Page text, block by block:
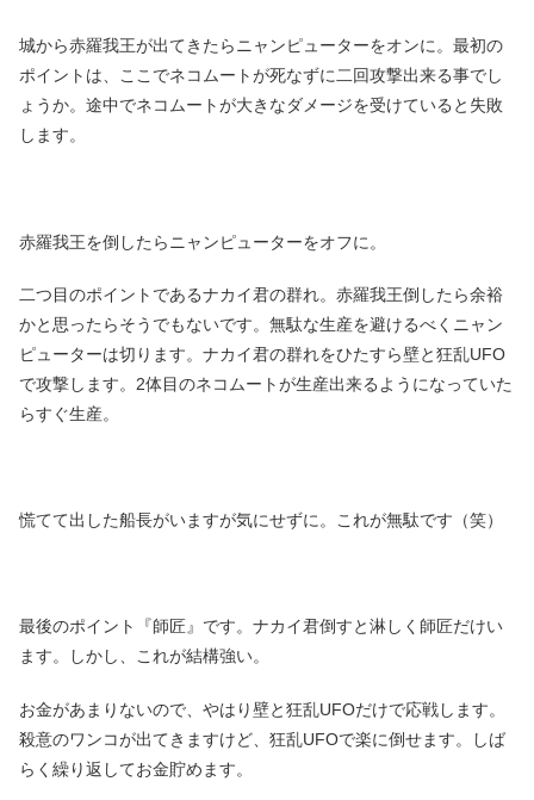
城から赤羅我王が出てきたらニャンピューターをオンに。最初の
ポイントは、ここでネコムートが死なずに二回攻撃出来る事でし
ょうか。途中でネコムートが大きなダメージを受けていると失敗
します。
赤羅我王を倒したらニャンピューターをオフに。
二つ目のポイントであるナカイ君の群れ。赤羅我王倒したら余裕
かと思ったらそうでもないです。無駄な生産を避けるべくニャン
ピューターは切ります。ナカイ君の群れをひたすら壁と狂乱UFO
で攻撃します。2体目のネコムートが生産出来るようになっていた
らすぐ生産。
慌てて出した船長がいますが気にせずに。これが無駄です（笑）
最後のポイント『師匠』です。ナカイ君倒すと淋しく師匠だけい
ます。しかし、これが結構強い。
お金があまりないので、やはり壁と狂乱UFOだけで応戦します。
殺意のワンコが出てきますけど、狂乱UFOで楽に倒せます。しば
らく繰り返してお金貯めます。